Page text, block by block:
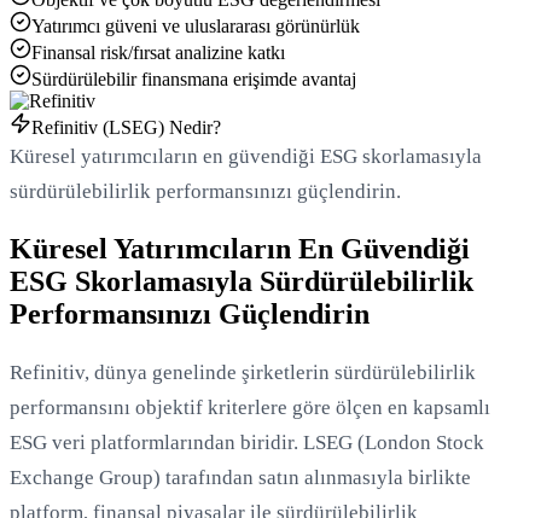
Loading...
Yatırımcı güveni ve uluslararası görünürlük
Finansal risk/fırsat analizine katkı
Sürdürülebilir finansmana erişimde avantaj
Refinitiv (LSEG) Nedir?
Küresel yatırımcıların en güvendiği ESG skorlamasıyla
sürdürülebilirlik performansınızı güçlendirin.
Küresel Yatırımcıların En Güvendiği
ESG Skorlamasıyla Sürdürülebilirlik
Performansınızı Güçlendirin
Refinitiv, dünya genelinde şirketlerin sürdürülebilirlik
performansını objektif kriterlere göre ölçen en kapsamlı
ESG veri platformlarından biridir. LSEG (London Stock
Exchange Group) tarafından satın alınmasıyla birlikte
platform, finansal piyasalar ile sürdürülebilirlik